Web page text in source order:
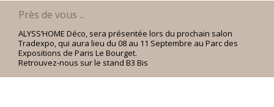
Près de vous ...
ALYSS’HOME Déco, sera présentée lors du prochain salon
Tradexpo, qui aura lieu du 08 au 11 Septembre au Parc des
Expositions de Paris Le Bourget.
Retrouvez-nous sur le stand B3 Bis